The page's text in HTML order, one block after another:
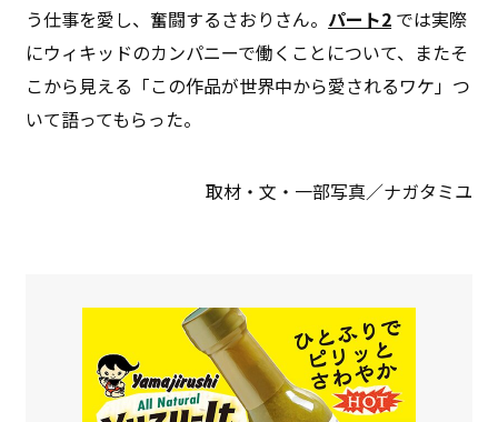
う仕事を愛し、奮闘するさおりさん。 パート2 では実際
にウィキッドのカンパニーで働くことについて、またそ
こから見える「この作品が世界中から愛されるワケ」つ
いて語ってもらった。
取材・文・一部写真／ナガタミユ